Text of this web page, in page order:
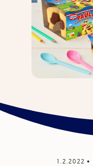
1.2.2022 •